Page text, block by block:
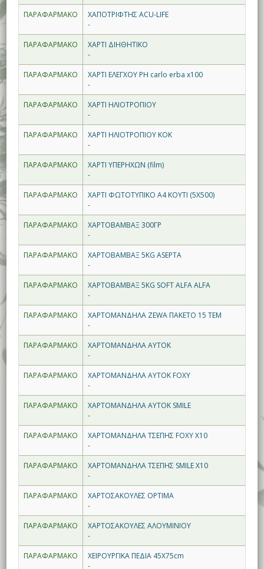
ΠΑΡΑΦΑΡΜΑΚΟ
ΧΑΠΟΤΡΙΦΤΗΣ ACU-LIFE
-
ΠΑΡΑΦΑΡΜΑΚΟ
ΧΑΡΤΙ ΔΙΗΘΗΤΙΚΟ
-
ΠΑΡΑΦΑΡΜΑΚΟ
ΧΑΡΤΙ ΕΛΕΓΧΟΥ PH carlo erba x100
-
ΠΑΡΑΦΑΡΜΑΚΟ
ΧΑΡΤΙ ΗΛΙΟΤΡΟΠΙΟΥ
-
ΠΑΡΑΦΑΡΜΑΚΟ
ΧΑΡΤΙ ΗΛΙΟΤΡΟΠΙΟΥ ΚΟΚ
-
ΠΑΡΑΦΑΡΜΑΚΟ
ΧΑΡΤΙ ΥΠΕΡΗΧΩΝ (film)
-
ΠΑΡΑΦΑΡΜΑΚΟ
ΧΑΡΤΙ ΦΩΤΟΤΥΠΙΚΟ A4 ΚΟΥΤΙ (5Χ500)
-
ΠΑΡΑΦΑΡΜΑΚΟ
ΧΑΡΤΟΒΑΜΒΑΞ 300ΓΡ
-
ΠΑΡΑΦΑΡΜΑΚΟ
ΧΑΡΤΟΒΑΜΒΑΞ 5KG ASEPTA
-
ΠΑΡΑΦΑΡΜΑΚΟ
ΧΑΡΤΟΒΑΜΒΑΞ 5KG SOFT ALFA ALFA
-
ΠΑΡΑΦΑΡΜΑΚΟ
ΧΑΡΤΟΜΑΝΔΗΛΑ ZEWA ΠΑΚΕΤΟ 15 ΤΕΜ
-
ΠΑΡΑΦΑΡΜΑΚΟ
ΧΑΡΤΟΜΑΝΔΗΛΑ ΑΥΤΟΚ
-
ΠΑΡΑΦΑΡΜΑΚΟ
ΧΑΡΤΟΜΑΝΔΗΛΑ ΑΥΤΟΚ FOXY
-
ΠΑΡΑΦΑΡΜΑΚΟ
ΧΑΡΤΟΜΑΝΔΗΛΑ ΑΥΤΟΚ SMILE
-
ΠΑΡΑΦΑΡΜΑΚΟ
ΧΑΡΤΟΜΑΝΔΗΛΑ ΤΣΕΠΗΣ FOXY X10
-
ΠΑΡΑΦΑΡΜΑΚΟ
ΧΑΡΤΟΜΑΝΔΗΛΑ ΤΣΕΠΗΣ SMILE X10
-
ΠΑΡΑΦΑΡΜΑΚΟ
ΧΑΡΤΟΣΑΚΟΥΛΕΣ OPTIMA
-
ΠΑΡΑΦΑΡΜΑΚΟ
ΧΑΡΤΟΣΑΚΟΥΛΕΣ ΑΛΟΥΜΙΝΙΟΥ
-
ΠΑΡΑΦΑΡΜΑΚΟ
ΧΕΙΡΟΥΡΓΙΚΑ ΠΕΔΙΑ 45Χ75cm
-